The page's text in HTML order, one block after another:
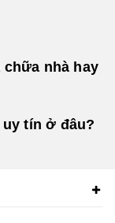
nhà hay
tín ở đâu?